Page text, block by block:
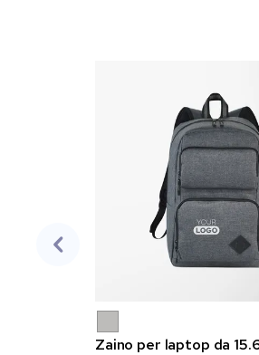
Zaino per laptop da